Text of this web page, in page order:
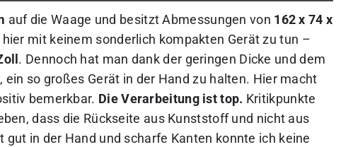
auf die Waage und besitzt Abmessungen von 162 x 74 x
mit keinem sonderlich kompakten Gerät zu tun –
. Dennoch hat man dank der geringen Dicke und dem
so großes Gerät in der Hand zu halten. Hier macht
bemerkbar. Die Verarbeitung ist top. Kritikpunkte
dass die Rückseite aus Kunststoff und nicht aus
in der Hand und scharfe Kanten konnte ich keine